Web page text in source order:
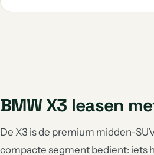
BMW X3 leasen
De X3 is de premium midden-
compacte segment bedient: iets